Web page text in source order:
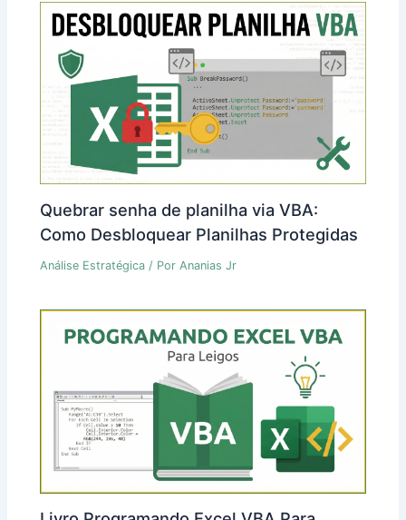
Quebrar senha de planilha via VBA:
Como Desbloquear Planilhas Protegidas
Análise Estratégica / PorAnanias Jr